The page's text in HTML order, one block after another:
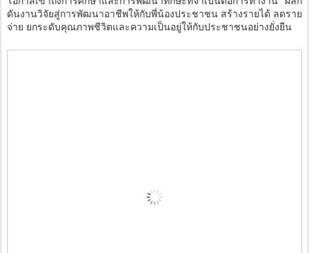
ดันงานวิจัยสู่การพัฒนาอาชีพให้กับพี่น้องประชาชน สร้างรายได้ ลดราย
จ่าย ยกระดับคุณภาพชีวิตและความเป็นอยู่ให้กับประชาชนอย่างยั่งยืน